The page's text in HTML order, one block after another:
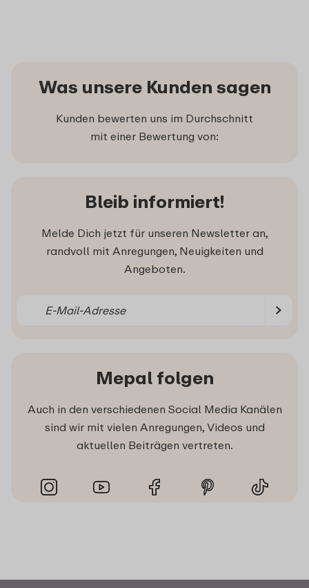
Was unsere Kunden sagen
Kunden bewerten uns im Durchschnitt
mit einer Bewertung von:
Bleib informiert!
Melde Dich jetzt für unseren Newsletter an,
randvoll mit Anregungen, Neuigkeiten und
Angeboten.
Mepal folgen
Auch in den verschiedenen Social Media Kanälen
sind wir mit vielen Anregungen, Videos und
aktuellen Beiträgen vertreten.